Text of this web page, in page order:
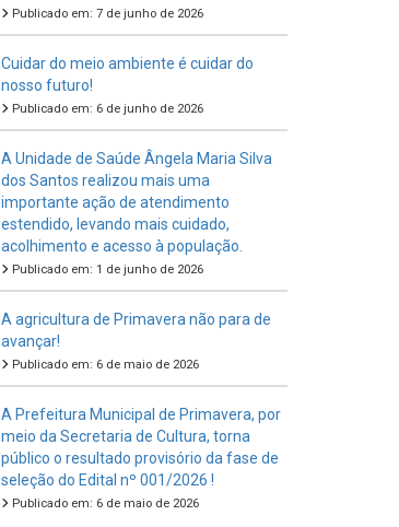
Publicado em: 7 de junho de 2026
Cuidar do meio ambiente é cuidar do
nosso futuro!
Publicado em: 6 de junho de 2026
A Unidade de Saúde Ângela Maria Silva
dos Santos realizou mais uma
importante ação de atendimento
estendido, levando mais cuidado,
acolhimento e acesso à população.
Publicado em: 1 de junho de 2026
A agricultura de Primavera não para de
avançar!
Publicado em: 6 de maio de 2026
A Prefeitura Municipal de Primavera, por
meio da Secretaria de Cultura, torna
público o resultado provisório da fase de
seleção do Edital nº 001/2026 !
Publicado em: 6 de maio de 2026